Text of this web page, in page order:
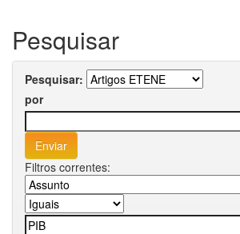
Pesquisar
Pesquisar:
por
Filtros correntes: